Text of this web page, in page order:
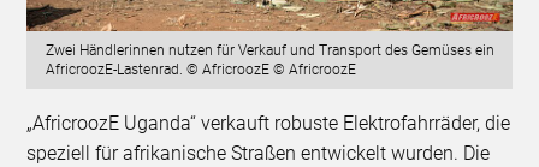
Zwei Händlerinnen nutzen für Verkauf und Transport des Gemüses ein
AfricroozE-Lastenrad. © AfricroozE © AfricroozE
„AfricroozE Uganda“ verkauft robuste Elektrofahrräder, die
speziell für afrikanische Straßen entwickelt wurden. Die